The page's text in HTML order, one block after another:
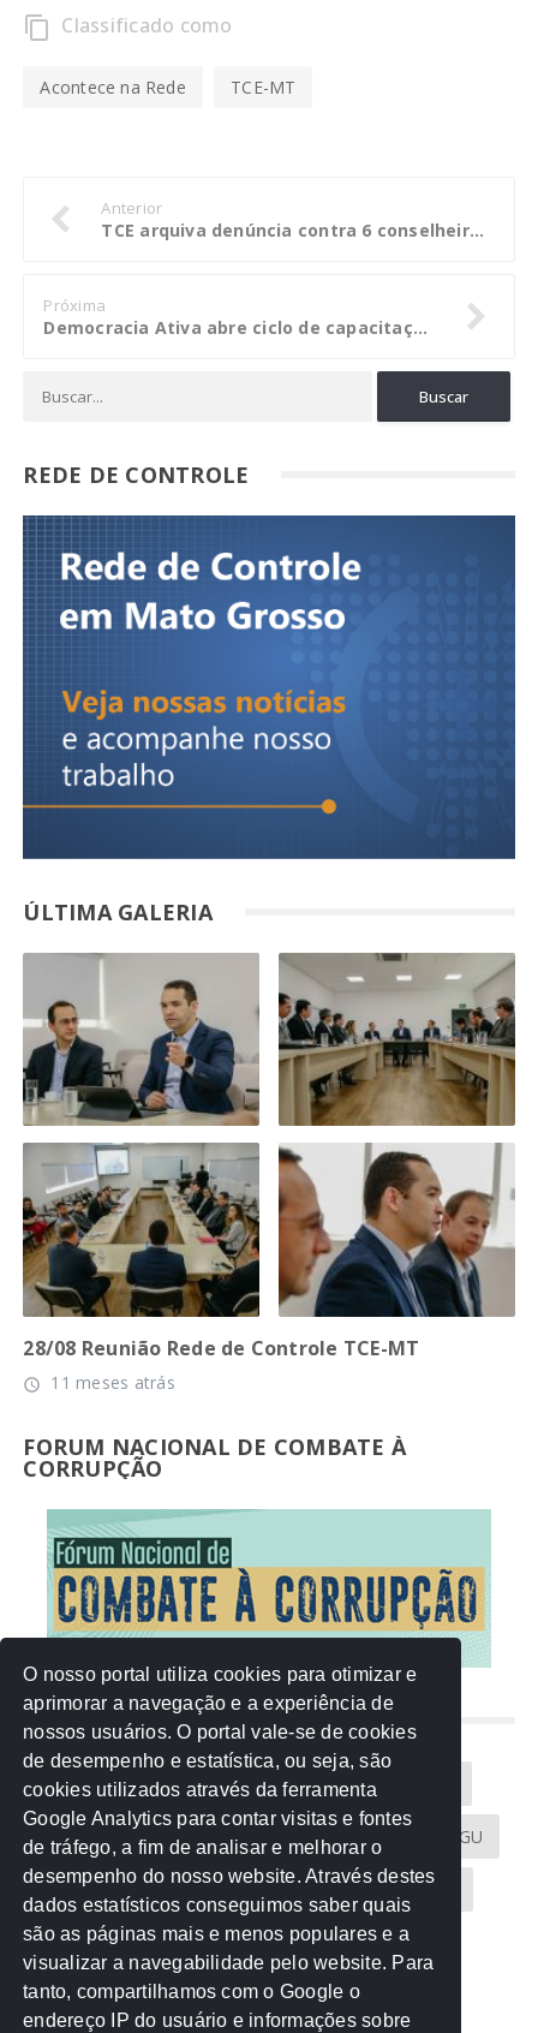
content_copy Classificado como
Acontece na Rede TCE-MT
Anterior
TCE arquiva denúncia contra 6 conselheiros acusados de cobrar propina de Silval
Próxima
Democracia Ativa abre ciclo de capacitações do TCE-MT em Alta Floresta
REDE DE CONTROLE
ÚLTIMA GALERIA
28/08 Reunião Rede de Controle TCE-MT
access_time 11 meses atrás
FORUM NACIONAL DE COMBATE À
CORRUPÇÃO
NUVEM DE TAGS
Acontece na Rede AGU AMM
Atricon Audicom CAU-MT CGU
CREA-MT Eventos MPC-MT MPE-MT
MPF Notícias PF PGE-MT PGR
Receita Federal Sem categoria
O nosso portal utiliza cookies para otimizar e
aprimorar a navegação e a experiência de
nossos usuários. O portal vale-se de cookies
de desempenho e estatística, ou seja, são
cookies utilizados através da ferramenta
Google Analytics para contar visitas e fontes
de tráfego, a fim de analisar e melhorar o
desempenho do nosso website. Através destes
dados estatísticos conseguimos saber quais
são as páginas mais e menos populares e a
visualizar a navegabilidade pelo website. Para
tanto, compartilhamos com o Google o
endereço IP do usuário e informações sobre